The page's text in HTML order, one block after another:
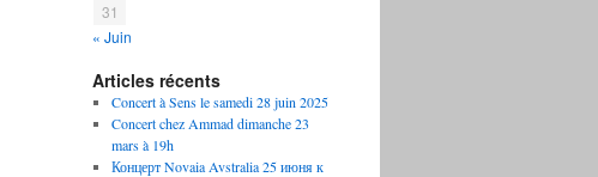
31
« Juin
Articles récents
Concert à Sens le samedi 28 juin 2025
Concert chez Ammad dimanche 23
mars à 19h
Концерт Novaia Avstralia 25 июня к